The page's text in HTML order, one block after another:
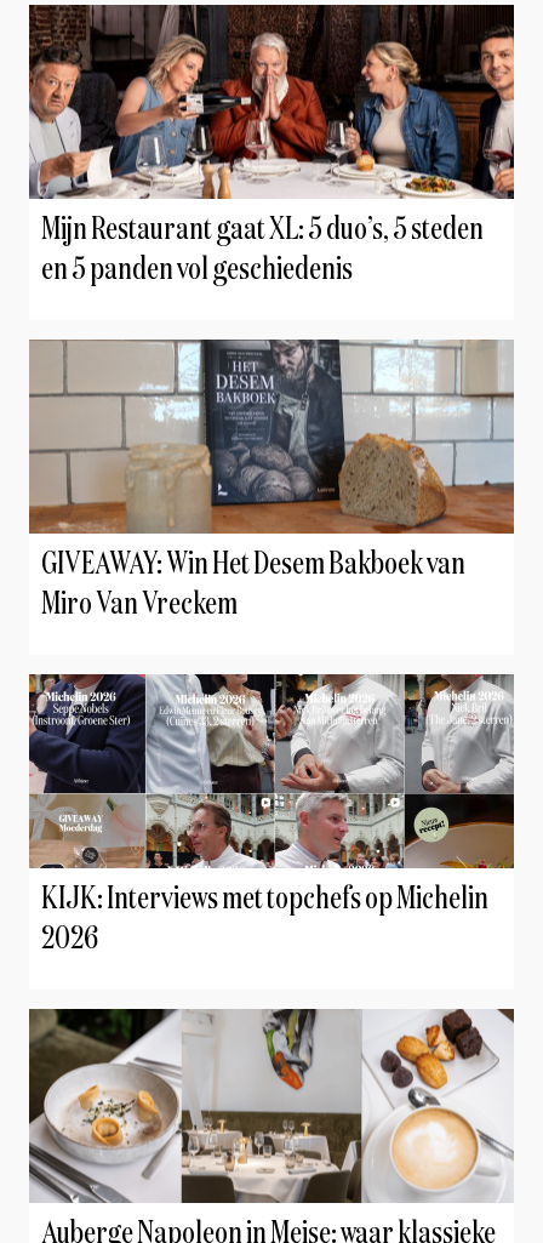
Mijn Restaurant gaat XL: 5 duo’s, 5 steden
en 5 panden vol geschiedenis
GIVEAWAY: Win Het Desem Bakboek van
Miro Van Vreckem
KIJK: Interviews met topchefs op Michelin
2026
Auberge Napoleon in Meise: waar klassieke